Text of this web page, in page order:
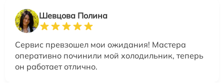
Шевцова Полина
Сервис превзошел мои ожидания! Мастера
оперативно починили мой холодильник, теперь
он работает отлично.